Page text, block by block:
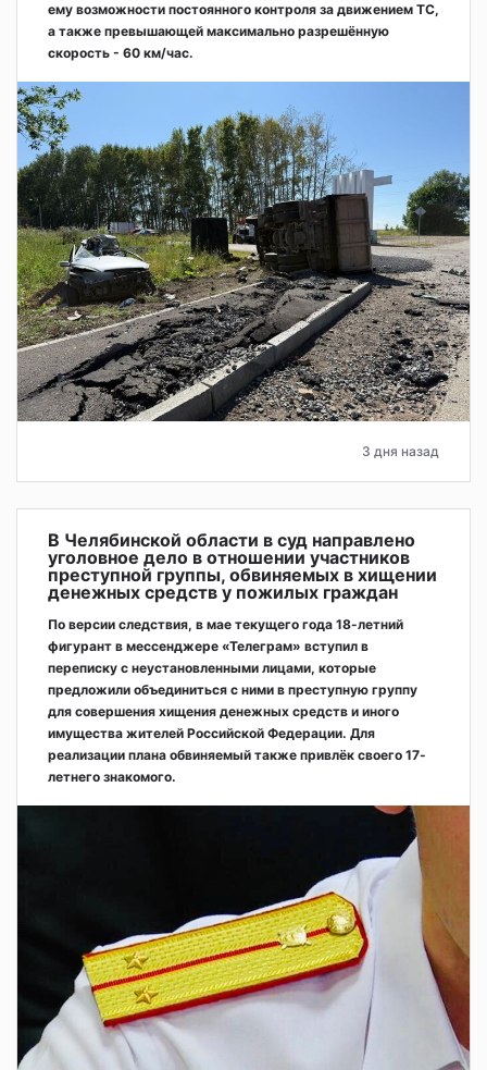
ему возможности постоянного контроля за движением ТС,
а также превышающей максимально разрешённую
скорость - 60 км/час.
3 дня назад
В Челябинской области в суд направлено
уголовное дело в отношении участников
преступной группы, обвиняемых в хищении
денежных средств у пожилых граждан
По версии следствия, в мае текущего года 18-летний
фигурант в мессенджере «Телеграм» вступил в
переписку с неустановленными лицами, которые
предложили объединиться с ними в преступную группу
для совершения хищения денежных средств и иного
имущества жителей Российской Федерации. Для
реализации плана обвиняемый также привлёк своего 17-
летнего знакомого.